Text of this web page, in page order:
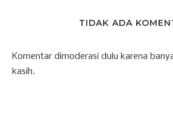
TIDAK ADA
Komentar dimoderasi dulu karena
kasih.